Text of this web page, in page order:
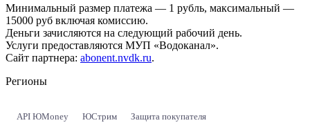
Минимальный размер платежа — 1 рубль, максимальный —
15000 руб включая комиссию.
Деньги зачисляются на следующий рабочий день.
Услуги предоставляются МУП «Водоканал».
Сайт партнера: abonent.nvdk.ru.
Регионы
API ЮMoney ЮСтрим Защита покупателя